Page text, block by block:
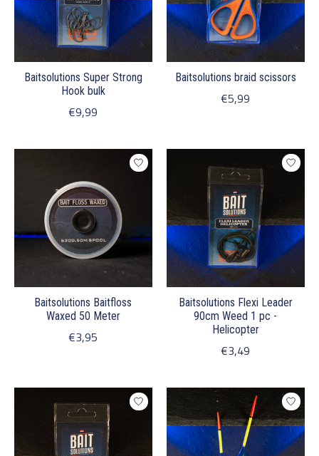
Baitsolutions Super Strong
Hook bulk
€9,99
Baitsolutions braid scissors
€5,99
Baitsolutions Baitfloss
Waxed 50 Meter
€3,95
Baitsolutions Flexi Leader
90cm Weed 1 pc -
Helicopter
€3,49